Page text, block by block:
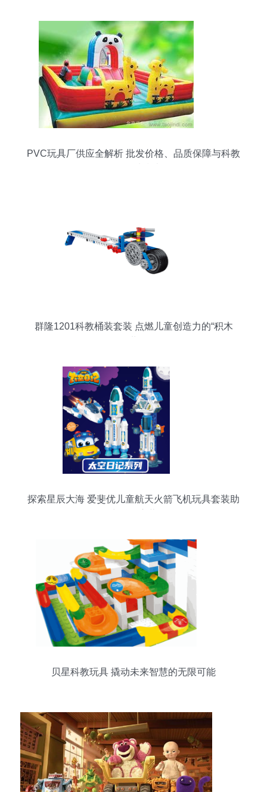
PVC玩具厂供应全解析 批发价格、品质保障与科教
群隆1201科教桶装套装 点燃儿童创造力的“积木
探索星辰大海 爱斐优儿童航天火箭飞机玩具套装助
贝星科教玩具 撬动未来智慧的无限可能